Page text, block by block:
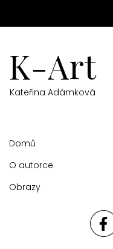
K-Art
Kateřina Adámková
Domů
O autorce
Obrazy